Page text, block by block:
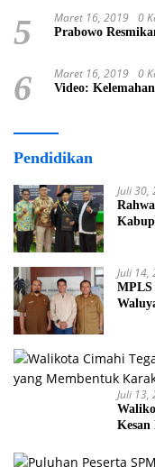
5 Maret 16, 2019 0
Prabowo
6 Maret 16, 2019 0
Video:
Pendidikan
Juli 30,
Juli 14,
MPLS
Juli 13,